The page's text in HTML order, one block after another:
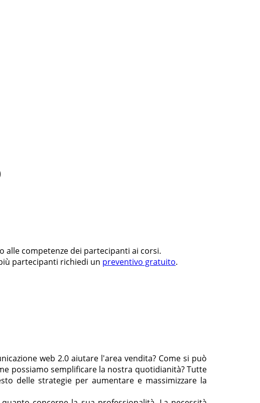
competenze dei partecipanti ai corsi.
partecipanti richiedi un preventivo gratuito.
web 2.0 aiutare l'area vendita? Come si può
possiamo semplificare la nostra quotidianità? Tutte
delle strategie per aumentare e massimizzare la